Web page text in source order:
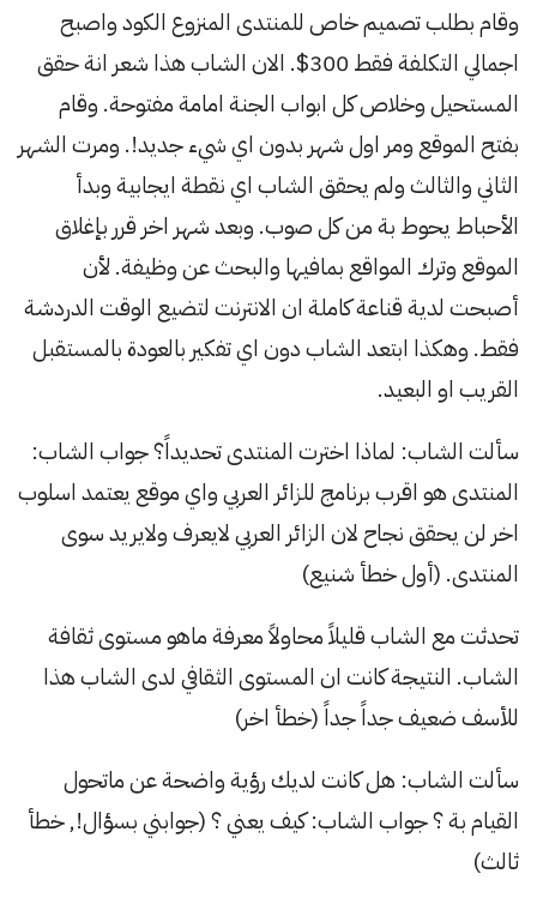
وقام بطلب تصميم خاص للمنتدى المنزوع الكود واصبح
اجمالي التكلفة فقط 300$. الان الشاب هذا شعر انة حقق
المستحيل وخلاص كل ابواب الجنة امامة مفتوحة. وقام
بفتح الموقع ومر اول شهر بدون اي شيء جديد!. ومرت الشهر
الثاني والثالث ولم يحقق الشاب اي نقطة ايجابية وبدأ
الأحباط يحوط بة من كل صوب. وبعد شهر اخر قرر بإغلاق
الموقع وترك المواقع بمافيها والبحث عن وظيفة. لأن
أصبحت لدية قناعة كاملة ان الانترنت لتضيع الوقت الدردشة
فقط. وهكذا ابتعد الشاب دون اي تفكير بالعودة بالمستقبل
القريب او البعيد.
سألت الشاب: لماذا اخترت المنتدى تحديداً؟ جواب الشاب:
المنتدى هو اقرب برنامج للزائر العربي واي موقع يعتمد اسلوب
اخر لن يحقق نجاح لان الزائر العربي لايعرف ولايريد سوى
المنتدى. (أول خطأ شنيع)
تحدثت مع الشاب قليلاً محاولاً معرفة ماهو مستوى ثقافة
الشاب. النتيجة كانت ان المستوى الثقافي لدى الشاب هذا
للأسف ضعيف جداً جداً (خطأ اخر)
سألت الشاب: هل كانت لديك رؤية واضحة عن ماتحول
القيام بة ؟ جواب الشاب: كيف يعني ؟ (جوابني بسؤال!, خطأ
ثالث)